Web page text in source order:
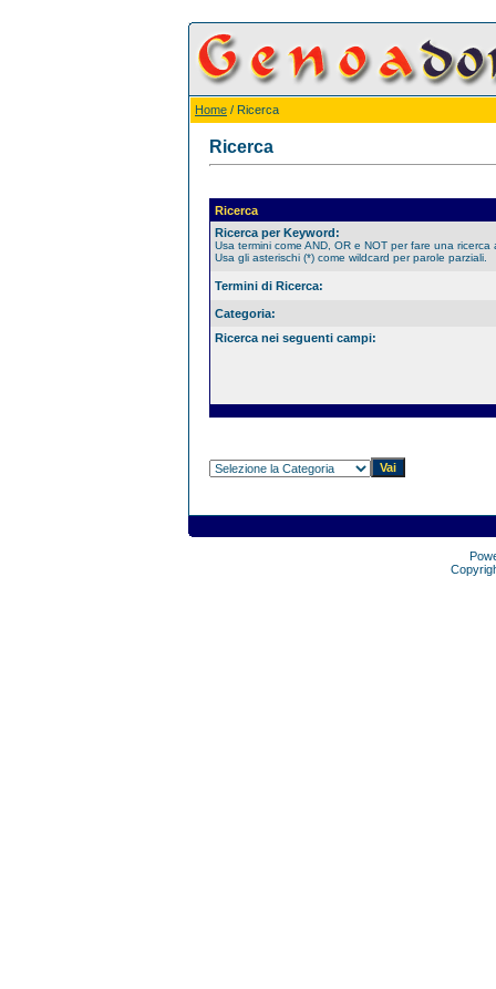
Home / Ricerca
Ricerca
Ricerca
Ricerca per Keyword:
Usa termini come AND, OR e NOT per fare una ricerca
Usa gli asterischi (*) come wildcard per parole parziali.
Termini di Ricerca:
Categoria:
Ricerca nei seguenti campi: